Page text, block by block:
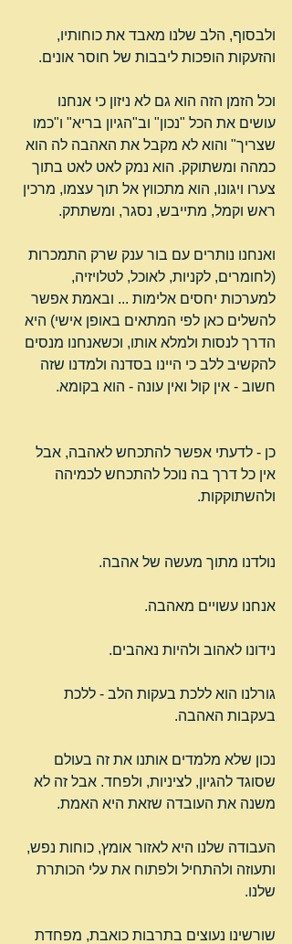
ולבסוף, הלב שלנו מאבד את כוחותיו,
והזעקות הופכות ליבבות של חוסר אונים.
וכל הזמן הזה הוא גם לא ניזון כי אנחנו
עושים את הכל "נכון" וב"הגיון בריא" ו"כמו
שצריך" והוא לא מקבל את האהבה לה הוא
כמהה ומשתוקק. הוא נמק לאט לאט בתוך
צערו ויגונו, הוא מתכווץ אל תוך עצמו, מרכין
ראש וקמל, מתייבש, נסגר, ומשתתק.
ואנחנו נותרים עם בור ענק שרק התמכרות
(לחומרים, לקניות, לאוכל, לטלויזיה,
למערכות יחסים אלימות ... ובאמת אפשר
להשלים כאן לפי המתאים באופן אישי) היא
הדרך לנסות ולמלא אותו, וכשאנחנו מנסים
להקשיב ללב כי היינו בסדנה ולמדנו שזה
חשוב - אין קול ואין עונה - הוא בקומא.
כן - לדעתי אפשר להתכחש לאהבה, אבל
אין כל דרך בה נוכל להתכחש לכמיהה
ולהשתוקקות.
נולדנו מתוך מעשה של אהבה.
אנחנו עשויים מאהבה.
נידונו לאהוב ולהיות נאהבים.
גורלנו הוא ללכת בעקות הלב - ללכת
בעקבות האהבה.
נכון שלא מלמדים אותנו את זה בעולם
שסוגד להגיון, לציניות, ולפחד. אבל זה לא
משנה את העובדה שזאת היא האמת.
העבודה שלנו היא לאזור אומץ, כוחות נפש,
ותעוזה ולהתחיל ולפתוח את עלי הכותרת
שלנו.
שורשינו נעוצים בתרבות כואבת, מפחדת